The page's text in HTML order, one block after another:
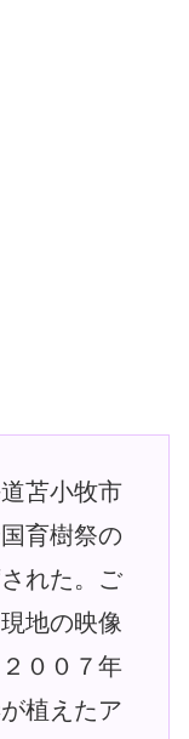
苫小牧市
育樹祭の
れた。ご
地の映像
００７年
植えたア